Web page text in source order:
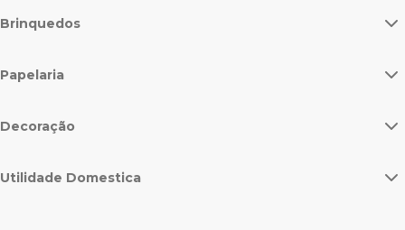
Brinquedos
Papelaria
Decoração
Utilidade Domestica